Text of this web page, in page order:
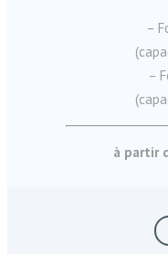
–
–
à partir